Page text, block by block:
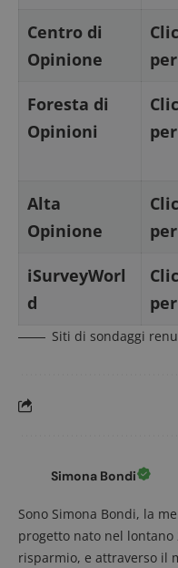
Centro di
Opinione
Foresta di
Opinioni
Alta
Opinione
iSurveyWorl
d
Siti di sondaggi
Simona Bondi
Sono Simona Bondi, la
progetto nato nel lontano
risparmio, e attraverso il